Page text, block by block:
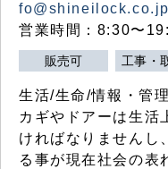
fo@shineilock.co.jp
営業時間：8:30〜
販売可 工事・
生活/生命/情報・管
カギやドアーは生活
ければなりませんし
る事が現在社会の表